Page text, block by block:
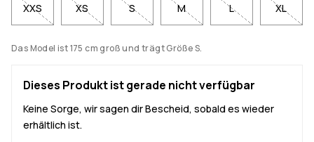
XXS XS S M L XL
Das Model ist 175 cm groß und trägt Größe S.
Dieses Produkt ist gerade nicht verfügbar
Keine Sorge, wir sagen dir Bescheid, sobald es wieder
erhältlich ist.